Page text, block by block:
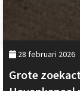
28 februari 2026
Grote